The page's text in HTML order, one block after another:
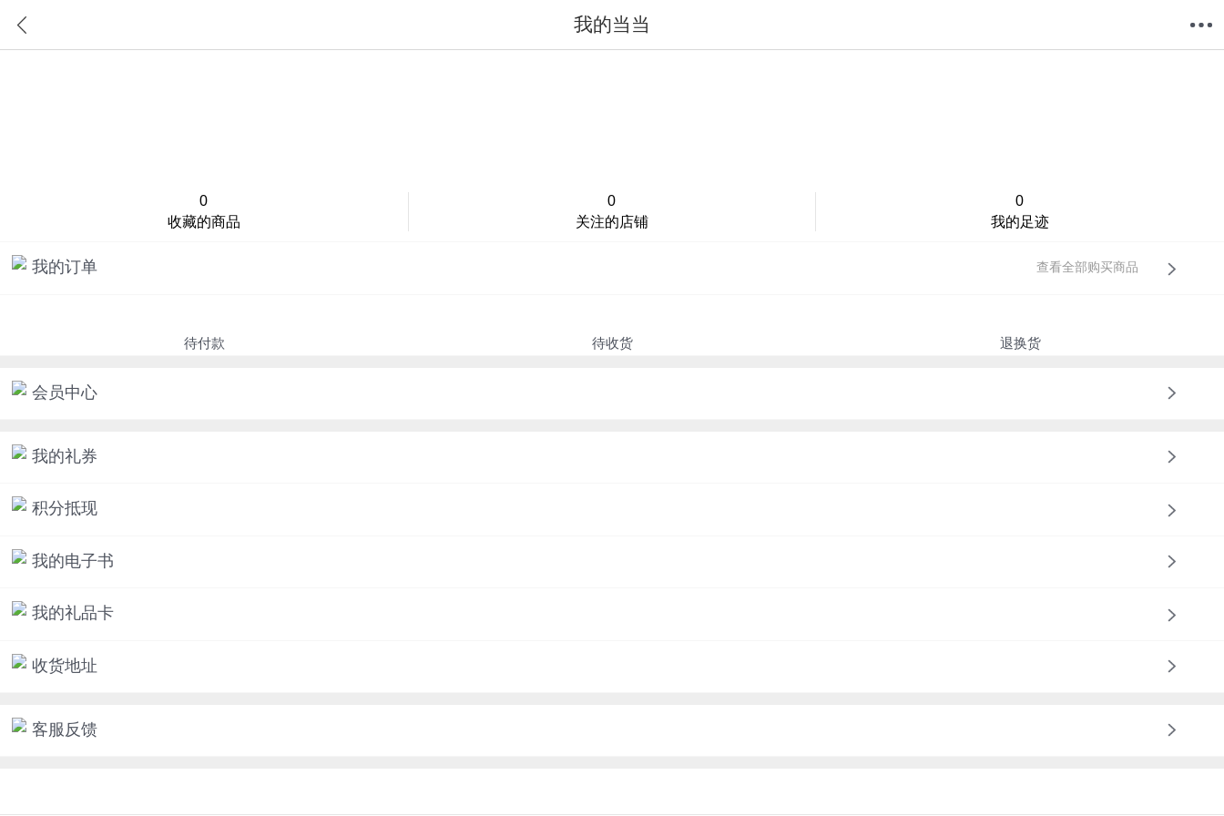
我的当当
0
收藏的商品
0
关注的店铺
0
我的足迹
我的订单 查看全部购买商品
待付款 待收货 退换货
会员中心
我的礼券
积分抵现
我的电子书
我的礼品卡
收货地址
客服反馈